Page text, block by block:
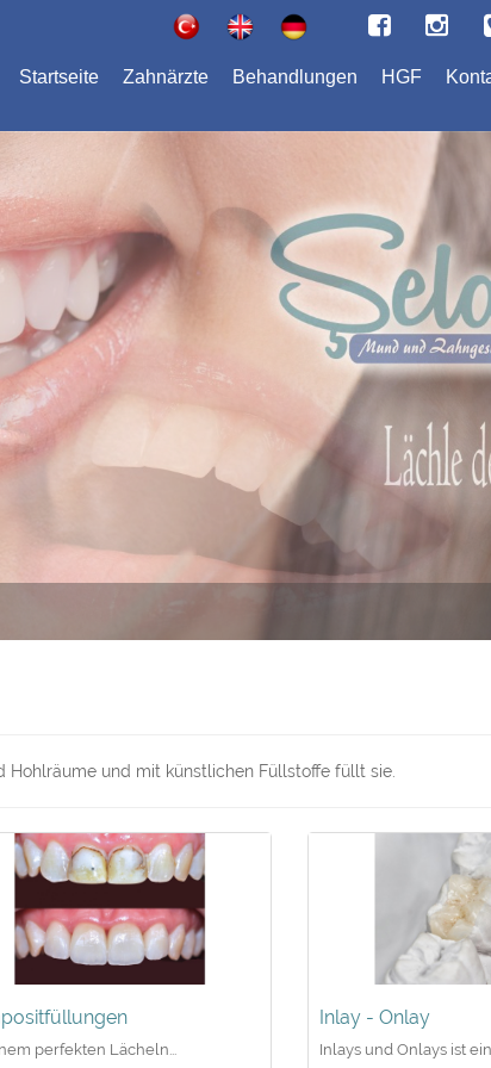
Startseite Zahnärzte Behandlungen HGF
Hohlräume und mit künstlichen Füllstoffe füllt sie.
perfekten Lächeln...
Inlay - Onlay
Inlays und Onlays ist ein